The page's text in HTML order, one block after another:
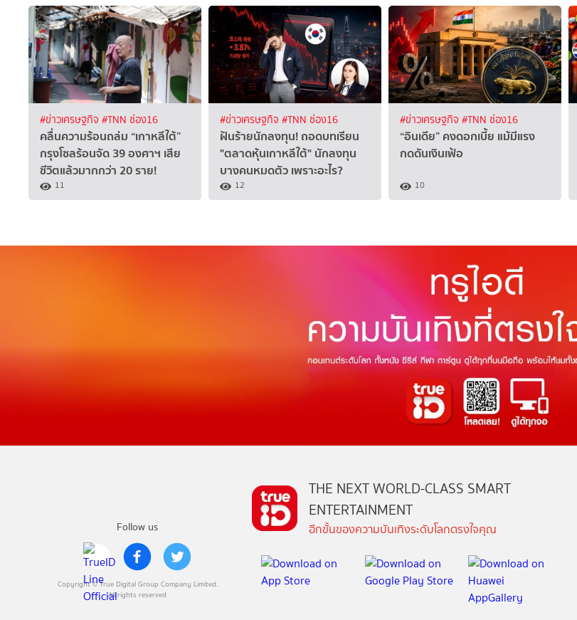
#ข่าวเศรษฐกิจ #TNN ช่อง16
คลื่นความร้อนถล่ม “เกาหลีใต้”
กรุงโซลร้อนจัด 39 องศาฯ เสีย
ชีวิตแล้วมากกว่า 20 ราย!
11
#ข่าวเศรษฐกิจ #TNN ช่อง16
ฝันร้ายนักลงทุน! ถอดบทเรียน
"ตลาดหุ้นเกาหลีใต้" นักลงทุน
บางคนหมดตัว เพราะอะไร?
12
#ข่าวเศรษฐกิจ #TNN ช่อง16
“อินเดีย” คงดอกเบี้ย แม้มีแรง
กดดันเงินเฟ้อ
10
Follow us
Copyright © True Digital Group Company Limited.
All rights reserved
THE NEXT WORLD-CLASS SMART
ENTERTAINMENT
อีกขั้นของความบันเทิงระดับโลกตรงใจคุณ